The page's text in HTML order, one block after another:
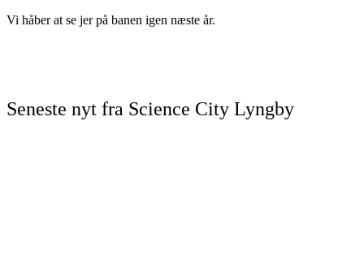
Vi håber at se jer på banen igen næste år.
Seneste nyt fra Science City Lyngby